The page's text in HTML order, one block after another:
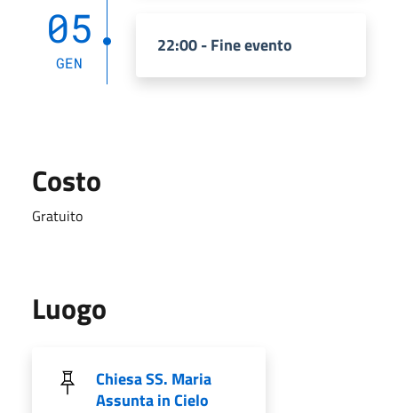
05
GEN
22:00 - Fine evento
Costo
Gratuito
Luogo
Chiesa SS. Maria
Assunta in Cielo